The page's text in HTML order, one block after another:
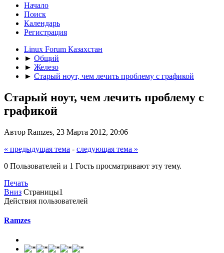
Начало
Поиск
Календарь
Регистрация
Linux Forum Казахстан
► Общий
► Железо
► Старый ноут, чем лечить проблему с графикой
Старый ноут, чем лечить проблему с
графикой
Автор Ramzes, 23 Марта 2012, 20:06
« предыдущая тема - следующая тема »
0 Пользователей и 1 Гость просматривают эту тему.
Печать
Вниз Страницы1
Действия пользователей
Ramzes